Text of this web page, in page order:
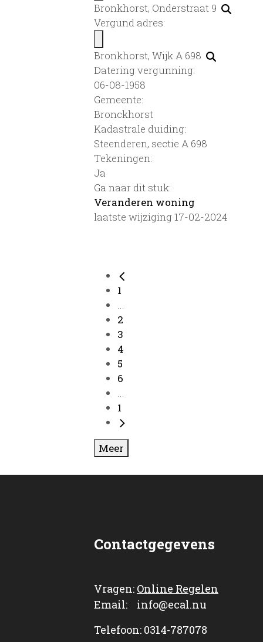
Bronkhorst, Onderstraat 9
Vergund adres:
Bronkhorst, Wijk A 698
Datering vergunning:
06-08-1958
Gemeente:
Bronckhorst
Kadastrale duiding:
Steenderen, sectie A 698
Tekeningen:
Ja
Ga naar dit stuk:
Veranderen woning
laatste wijziging 17-02-2024
1
...
2
3
4
5
6
...
1
Meer
Contactgegevens
Vragen: Online Regelen
Email: info@ecal.nu
Telefoon: 0314-787078